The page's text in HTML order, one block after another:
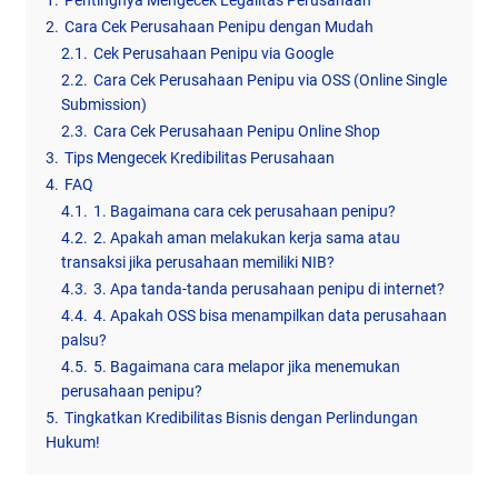
2. Cara Cek Perusahaan Penipu dengan Mudah
2.1. Cek Perusahaan Penipu via Google
2.2. Cara Cek Perusahaan Penipu via OSS (Online Single
Submission)
2.3. Cara Cek Perusahaan Penipu Online Shop
3. Tips Mengecek Kredibilitas Perusahaan
4. FAQ
4.1. 1. Bagaimana cara cek perusahaan penipu?
4.2. 2. Apakah aman melakukan kerja sama atau
transaksi jika perusahaan memiliki NIB?
4.3. 3. Apa tanda-tanda perusahaan penipu di internet?
4.4. 4. Apakah OSS bisa menampilkan data perusahaan
palsu?
4.5. 5. Bagaimana cara melapor jika menemukan
perusahaan penipu?
5. Tingkatkan Kredibilitas Bisnis dengan Perlindungan
Hukum!